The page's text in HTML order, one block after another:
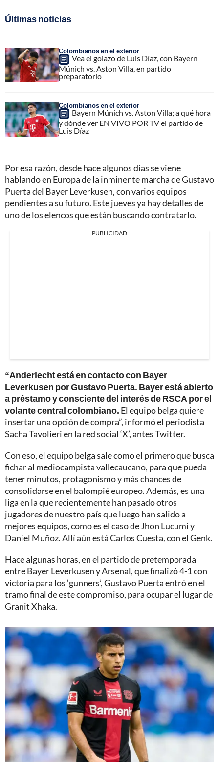
Últimas noticias
Colombianos en el exterior
Vea el golazo de Luis Díaz, con Bayern
Múnich vs. Aston Villa, en partido
preparatorio
Colombianos en el exterior
Bayern Múnich vs. Aston Villa; a qué hora
y dónde ver EN VIVO POR TV el partido de
Luis Díaz
Por esa razón, desde hace algunos días se viene
hablando en Europa de la inminente marcha de Gustavo
Puerta del Bayer Leverkusen, con varios equipos
pendientes a su futuro. Este jueves ya hay detalles de
uno de los elencos que están buscando contratarlo.
PUBLICIDAD
“Anderlecht está en contacto con Bayer
Leverkusen por Gustavo Puerta. Bayer está abierto
a préstamo y consciente del interés de RSCA por el
volante central colombiano. El equipo belga quiere
insertar una opción de compra”, informó el periodista
Sacha Tavolieri en la red social ‘X’, antes Twitter.
Con eso, el equipo belga sale como el primero que busca
fichar al mediocampista vallecaucano, para que pueda
tener minutos, protagonismo y más chances de
consolidarse en el balompié europeo. Además, es una
liga en la que recientemente han pasado otros
jugadores de nuestro país que luego han salido a
mejores equipos, como es el caso de Jhon Lucumí y
Daniel Muñoz. Allí aún está Carlos Cuesta, con el Genk.
Hace algunas horas, en el partido de pretemporada
entre Bayer Leverkusen y Arsenal, que finalizó 4-1 con
victoria para los ‘gunners’, Gustavo Puerta entró en el
tramo final de este compromiso, para ocupar el lugar de
Granit Xhaka.